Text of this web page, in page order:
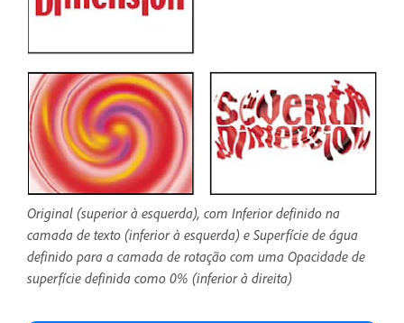
Original (superior à esquerda), com Inferior definido na
camada de texto (inferior à esquerda) e Superfície de água
definido para a camada de rotação com uma Opacidade de
superfície definida como 0% (inferior à direita)